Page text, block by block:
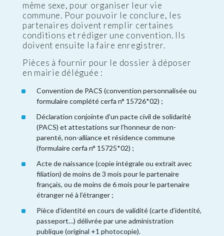
même sexe, pour organiser leur vie
commune. Pour pouvoir le conclure, les
partenaires doivent remplir certaines
conditions et rédiger une convention. Ils
doivent ensuite la faire enregistrer.
Pièces à fournir pour le dossier à déposer
en mairie déléguée :
Convention de PACS (convention personnalisée ou
formulaire complété cerfa n° 15726*02) ;
Déclaration conjointe d’un pacte civil de solidarité
(PACS) et attestations sur l’honneur de non-
parenté, non-alliance et résidence commune
(formulaire cerfa n° 15725*02) ;
Acte de naissance (copie intégrale ou extrait avec
filiation) de moins de 3 mois pour le partenaire
français, ou de moins de 6 mois pour le partenaire
étranger né à l’étranger ;
Pièce d’identité en cours de validité (carte d’identité,
passeport…) délivrée par une administration
publique (original +1 photocopie).